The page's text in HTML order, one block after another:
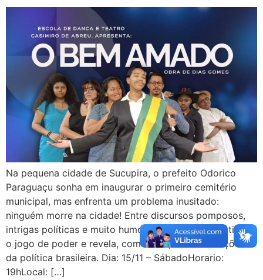
Na pequena cidade de Sucupira, o prefeito Odorico
Paraguaçu sonha em inaugurar o primeiro cemitério
municipal, mas enfrenta um problema inusitado:
ninguém morre na cidade! Entre discursos pomposos,
intrigas políticas e muito humor, O Bem Amado satiriza
o jogo de poder e revela, com ironia, as contradições
da política brasileira. Dia: 15/11 – SábadoHorario:
19hLocal: […]